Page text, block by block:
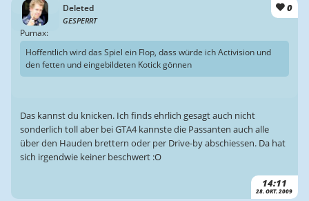
Deleted
GESPERRT
0
14:11
28. OKT. 2009
Pumax:
Hoffentlich wird das Spiel ein Flop, dass würde ich Activision und
den fetten und eingebildeten Kotick gönnen
Das kannst du knicken. Ich finds ehrlich gesagt auch nicht
sonderlich toll aber bei GTA4 kannste die Passanten auch alle
über den Hauden brettern oder per Drive-by abschiessen. Da hat
sich irgendwie keiner beschwert :O